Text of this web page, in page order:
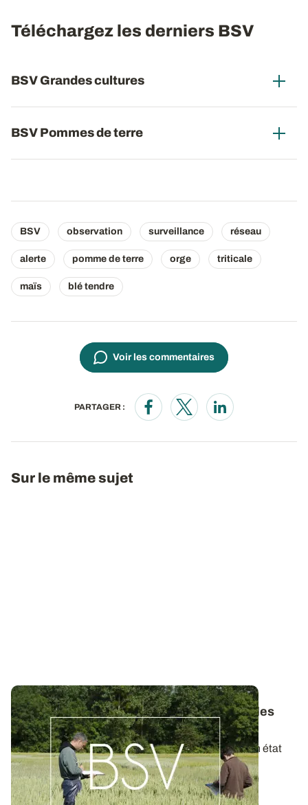
Téléchargez les derniers BSV
BSV Grandes cultures
BSV Pommes de terre
BSV observation surveillance réseau
alerte pomme de terre orge triticale
maïs blé tendre
Voir les commentaires
PARTAGER :
Opens in a new window
Opens in a new window
Opens in a new
Sur le même sujet
Bulletins de Santé du Végétal - Consultez les
derniers BSV de votre région
Ces bulletins, publiés chaque semaine, dressent un état
des lieux exhaustif des cultures...
19 MAI 2026